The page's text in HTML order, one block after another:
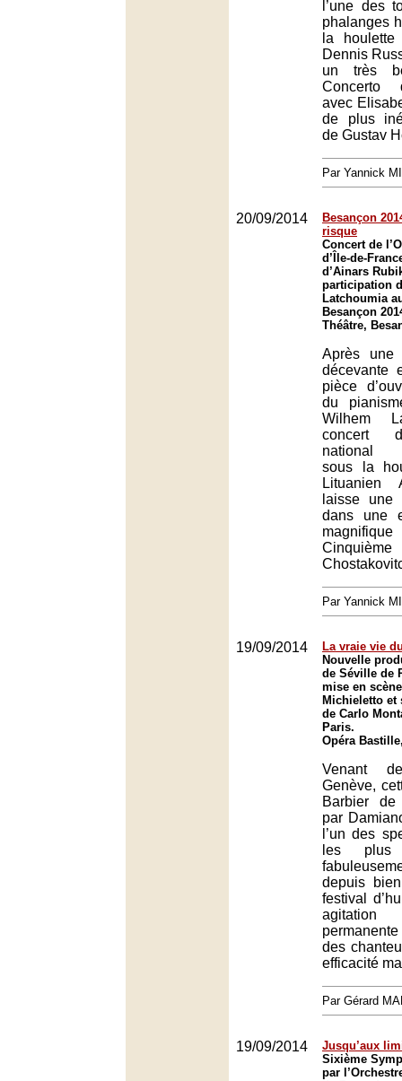
l’une des
phalanges
la
Dennis
un très
Concerto
avec
de plus
de Gustav
Par Yannick
20/09/2014
Besançon
risque
Concert de
d’Île-de-
d’Ainars
participation
Latchoumia
Besançon
Théâtre,
Après une
décevante
pièce
du
Wilhem
concert
national
sous la
Lituanien
laisse une
dans une
Par Yannick
19/09/2014
La vraie vie
Nouvelle
de Séville de
mise en
Michieletto
de Carlo
Paris.
Opéra
Venant
Genève,
Barbier
par
l’un des
les plus
depuis
festival
des
efficacité
Par Gérard
19/09/2014
Jusqu’aux
Sixième
par